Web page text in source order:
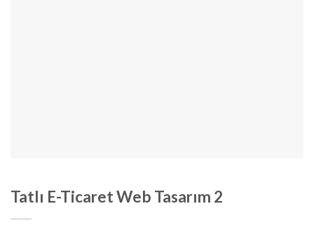
Tatlı E-Ticaret Web Tasarım 2